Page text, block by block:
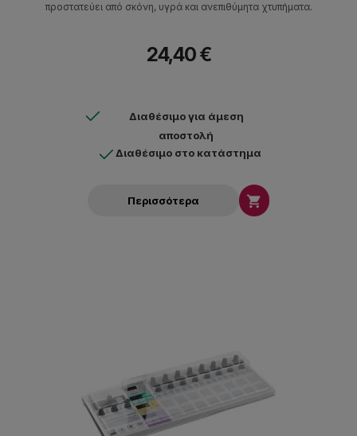
προστατεύει από σκόνη, υγρά και ανεπιθύμητα χτυπήματα.
24,40 €
Διαθέσιμο για άμεση
αποστολή
Διαθέσιμο στο κατάστημα
Περισσότερα 